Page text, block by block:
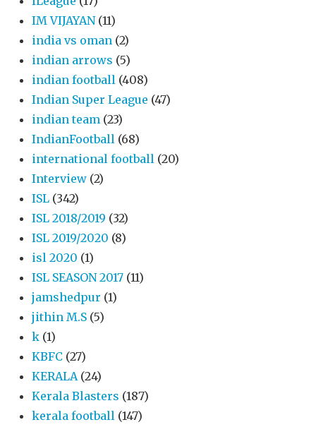
IM VIJAYAN (11)
india vs oman (2)
indian arrows (5)
indian football (408)
Indian Super League (47)
indian team (23)
IndianFootball (68)
international football (20)
Interview (2)
ISL (342)
ISL 2018/2019 (32)
ISL 2019/2020 (8)
isl 2020 (1)
ISL SEASON 2017 (11)
jamshedpur (1)
jithin M.S (5)
k (1)
KBFC (27)
KERALA (24)
Kerala Blasters (187)
kerala football (147)